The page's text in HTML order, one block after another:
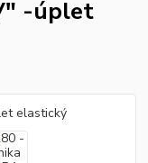
-úplet